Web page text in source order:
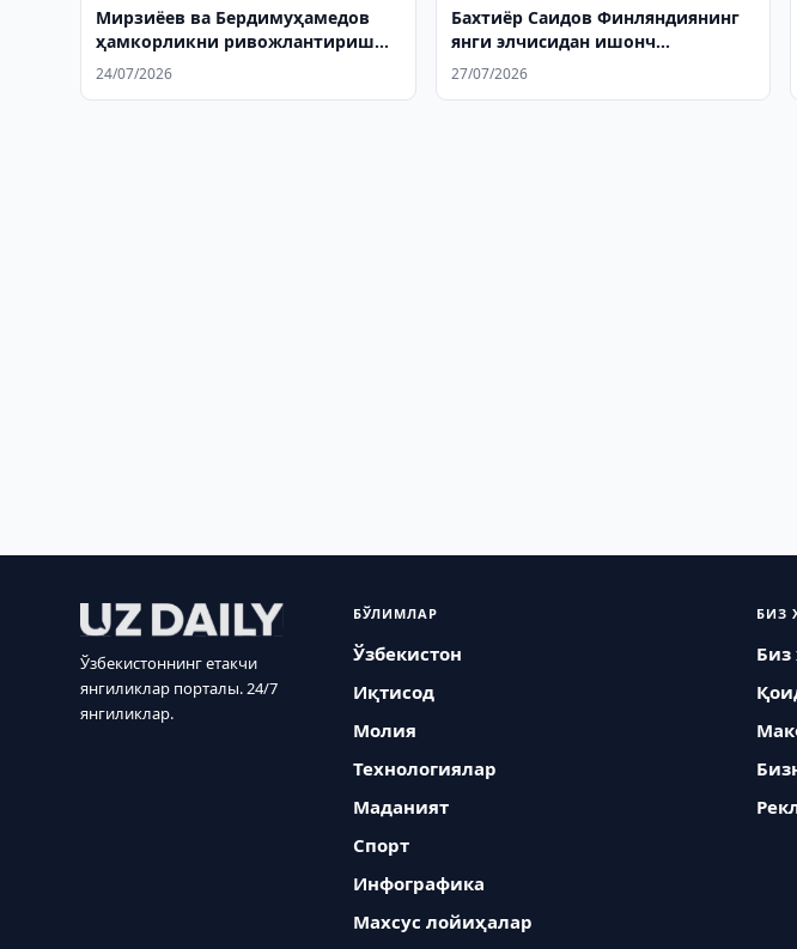
Мирзиёев ва Бердимуҳамедов
ҳамкорликни ривожлантириш
масалаларини муҳокама
24/07/2026
Бахтиёр Саидов Финляндиянинг
янги элчисидан ишонч
ёрлиқларини қабул қилди
27/07/2026
Ўзбекистоннинг етакчи
янгиликлар порталы. 24/7
янгиликлар.
БЎЛИМЛАР
Ўзбекистон
Иқтисод
Молия
Технологиялар
Маданият
Спорт
Инфографика
Махсус лойиҳалар
БИЗ